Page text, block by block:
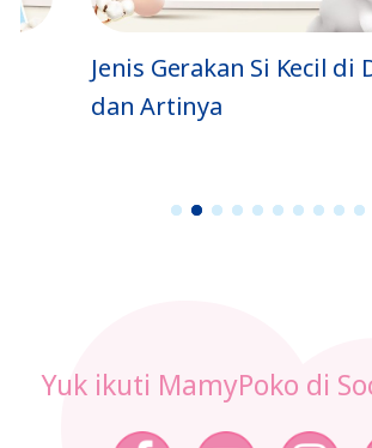
Jenis Gerakan Si Kecil di
dan Artinya
1 2 3 4 5 6 7 8 9 1
Yuk ikuti MamyPoko di